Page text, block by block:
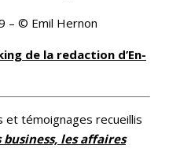
– © Emil Hernon
de la redaction d’En-
et témoignages recueillis
business, les affaires